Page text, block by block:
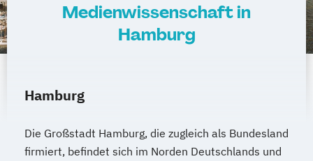
Medienwissenschaft in
Hamburg
Hamburg
Die Großstadt Hamburg, die zugleich als Bundesland
firmiert, befindet sich im Norden Deutschlands und